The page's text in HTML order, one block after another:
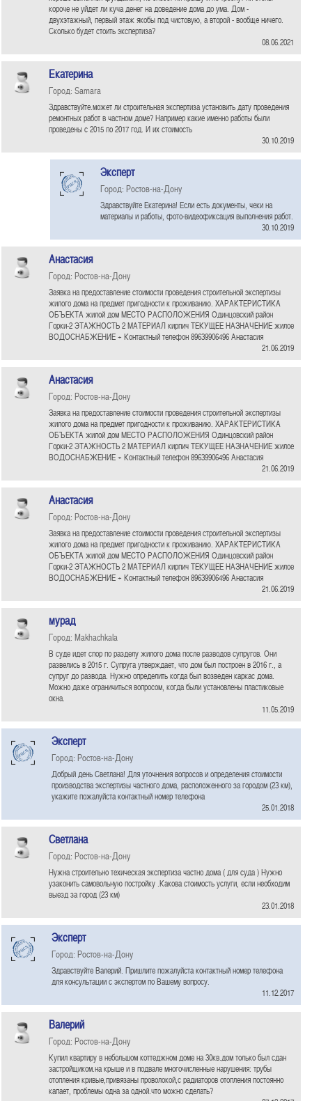
короче не уйдет ли куча денег на доведение дома до ума. Дом -
двухэтажный, первый этаж якобы под чистовую, а второй - вообще ничего.
Сколько будет стоить экспертиза?
08.06.2021
Екатерина
Город: Samara
Здравствуйте.может ли строительная экспертиза установить дату проведения
ремонтных работ в частном доме? Например какие именно работы были
проведены с 2015 по 2017 год. И их стоимость
30.10.2019
Эксперт
Город: Ростов-на-Дону
Здравствуйте Екатерина! Если есть документы, чеки на
материалы и работы, фото-видеофиксация выполнения работ.
30.10.2019
Анастасия
Город: Ростов-на-Дону
Заявка на предоставление стоимости проведения строительной экспертизы
жилого дома на предмет пригодности к проживанию. ХАРАКТЕРИСТИКА
ОБЪЕКТА жилой дом МЕСТО РАСПОЛОЖЕНИЯ Одинцовский район
Горки-2 ЭТАЖНОСТЬ 2 МАТЕРИАЛ кирпич ТЕКУЩЕЕ НАЗНАЧЕНИЕ жилое
ВОДОСНАБЖЕНИЕ + Контактный телефон 89639906496 Анастасия
21.06.2019
Анастасия
Город: Ростов-на-Дону
Заявка на предоставление стоимости проведения строительной экспертизы
жилого дома на предмет пригодности к проживанию. ХАРАКТЕРИСТИКА
ОБЪЕКТА жилой дом МЕСТО РАСПОЛОЖЕНИЯ Одинцовский район
Горки-2 ЭТАЖНОСТЬ 2 МАТЕРИАЛ кирпич ТЕКУЩЕЕ НАЗНАЧЕНИЕ жилое
ВОДОСНАБЖЕНИЕ + Контактный телефон 89639906496 Анастасия
21.06.2019
Анастасия
Город: Ростов-на-Дону
Заявка на предоставление стоимости проведения строительной экспертизы
жилого дома на предмет пригодности к проживанию. ХАРАКТЕРИСТИКА
ОБЪЕКТА жилой дом МЕСТО РАСПОЛОЖЕНИЯ Одинцовский район
Горки-2 ЭТАЖНОСТЬ 2 МАТЕРИАЛ кирпич ТЕКУЩЕЕ НАЗНАЧЕНИЕ жилое
ВОДОСНАБЖЕНИЕ + Контактный телефон 89639906496 Анастасия
21.06.2019
мурад
Город: Makhachkala
В суде идет спор по разделу жилого дома после разводов супругов. Они
развелись в 2015 г. Супруга утверждает, что дом был построен в 2016 г., а
супруг до развода. Нужно определить когда был возведен каркас дома.
Можно даже ограничиться вопросом, когда были установлены пластиковые
окна.
11.05.2019
Эксперт
Город: Ростов-на-Дону
Добрый день Светлана! Для уточнения вопросов и определения стоимости
производства экспертизы частного дома, расположенного за городом (23 км),
укажите пожалуйста контактный номер телефона
25.01.2018
Светлана
Город: Ростов-на-Дону
Нужна строительно техическая экспертиза частно дома ( для суда ) Нужно
узаконить самовольную постройку .Какова стоимость услуги, если необходим
выезд за город (23 км)
23.01.2018
Эксперт
Город: Ростов-на-Дону
Здравствуйте Валерий. Пришлите пожалуйста контактный номер телефона
для консультации с экспертом по Вашему вопросу.
11.12.2017
Валерий
Город: Ростов-на-Дону
Купил квартиру в небольшом коттеджном доме на 30кв.дом только был сдан
застройщиком.на крыше и в подвале многочисленные нарушения: трубы
отопления кривые,привязаны проволокой,с радиаторов отопления постоянно
капает, проблемы одна за одной.что можно сделать?